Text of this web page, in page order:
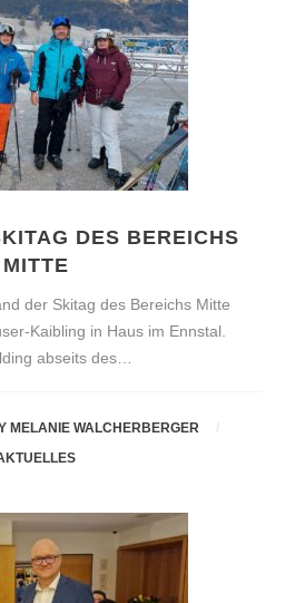
DES BEREICHS
MITTE
der Skitag des Bereichs Mitte
Kaibling in Haus im Ennstal.
abseits des…
MELANIE WALCHERBERGER